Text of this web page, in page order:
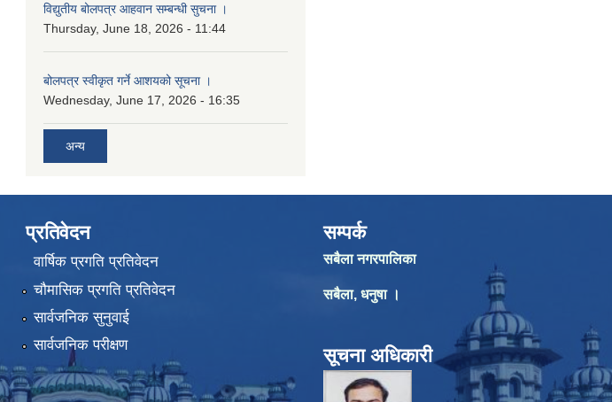
विद्युतीय बोलपत्र आहवान सम्बन्धी सुचना ।
Thursday, June 18, 2026 - 11:44
बोलपत्र स्वीकृत गर्ने आशयको सूचना ।
Wednesday, June 17, 2026 - 16:35
अन्य
प्रतिवेदन
वार्षिक प्रगति प्रतिवेदन
चौमासिक प्रगति प्रतिवेदन
सार्वजनिक सुनुवाई
सार्वजनिक परीक्षण
सम्पर्क
सबैला नगरपालिका
सबैला, धनुषा ।
सूचना अधिकारी